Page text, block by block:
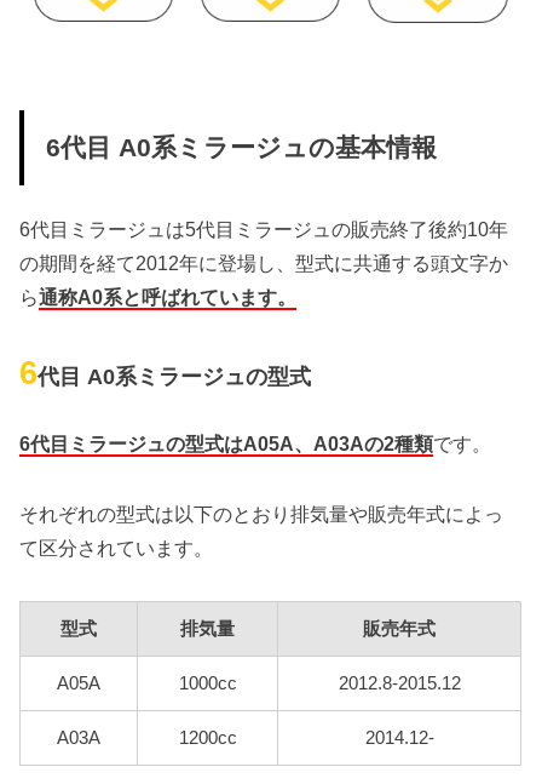
6代目 A0系ミラージュの基本情報
6代目ミラージュは5代目ミラージュの販売終了後約10年
の期間を経て2012年に登場し、型式に共通する頭文字か
ら通称A0系と呼ばれています。
6代目 A0系ミラージュの型式
6代目ミラージュの型式はA05A、A03Aの2種類です。
それぞれの型式は以下のとおり排気量や販売年式によっ
て区分されています。
型式 排気量 販売年式
A05A 1000cc 2012.8-2015.12
A03A 1200cc 2014.12-